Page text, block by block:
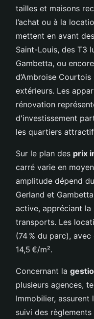
tailles et maisons
l’achat ou à la
mettent en avant
Saint-Louis, des T3
Gambetta, ou
d’Ambroise
extérieurs. Les
rénovation
d'investissement
les quartiers
Sur le plan des prix
carré varie en
amplitude dépend
Gerland et
active, appréciant
transports. Les
(74 % du parc),
14,5 €/m².
Concernant la
plusieurs agences,
Immobilier,
suivi des